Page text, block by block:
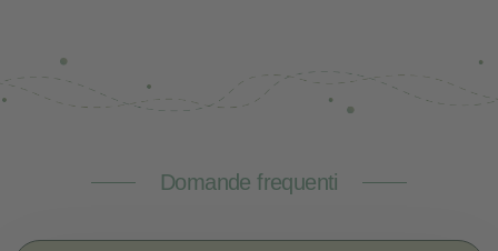
Domande frequenti